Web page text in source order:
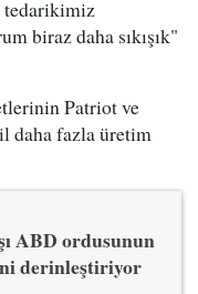
tedarikimiz
biraz daha sıkışık"
Patriot ve
daha fazla üretim
ABD ordusunun
derinleştiriyor